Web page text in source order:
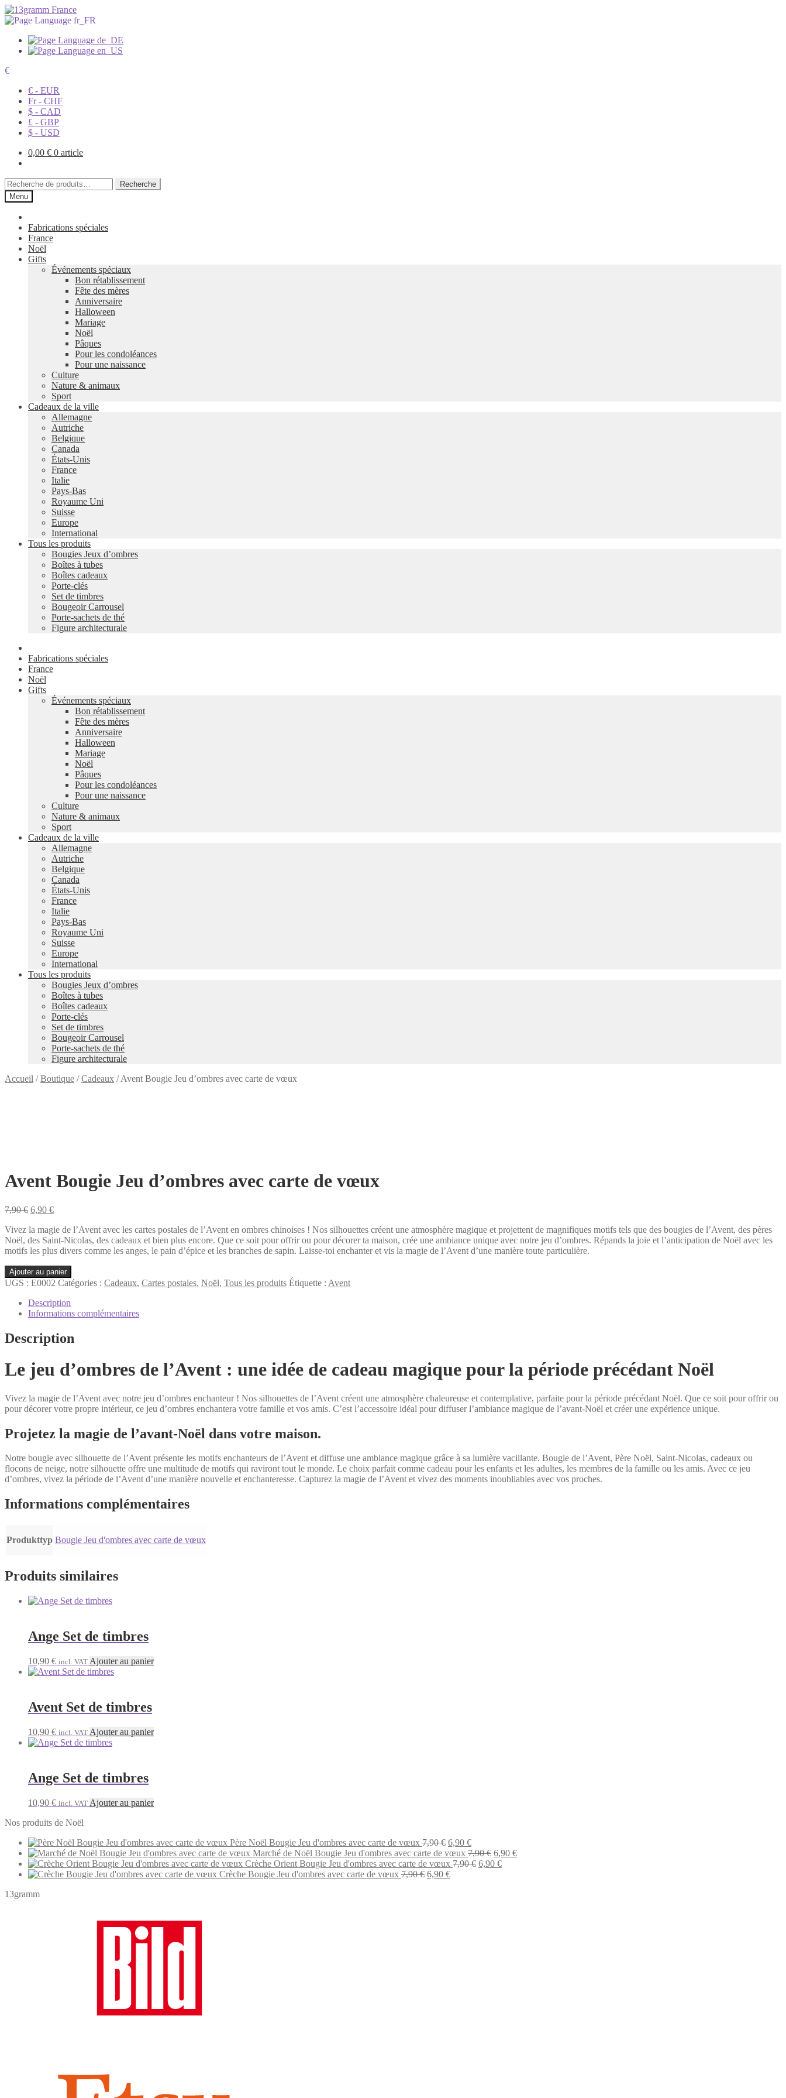
€
€ - EUR
Fr - CHF
$ - CAD
£ - GBP
$ - USD
0,00 € 0 article
Recherche
pour :
Recherche
Menu
Fabrications spéciales
France
Noël
Gifts
Événements spéciaux
Bon rétablissement
Fête des mères
Anniversaire
Halloween
Mariage
Noël
Pâques
Pour les condoléances
Pour une naissance
Culture
Nature & animaux
Sport
Cadeaux de la ville
Allemagne
Autriche
Belgique
Canada
États-Unis
France
Italie
Pays-Bas
Royaume Uni
Suisse
Europe
International
Tous les produits
Bougies Jeux d’ombres
Boîtes à tubes
Boîtes cadeaux
Porte-clés
Set de timbres
Bougeoir Carrousel
Porte-sachets de thé
Figure architecturale
Fabrications spéciales
France
Noël
Gifts
Événements spéciaux
Bon rétablissement
Fête des mères
Anniversaire
Halloween
Mariage
Noël
Pâques
Pour les condoléances
Pour une naissance
Culture
Nature & animaux
Sport
Cadeaux de la ville
Allemagne
Autriche
Belgique
Canada
États-Unis
France
Italie
Pays-Bas
Royaume Uni
Suisse
Europe
International
Tous les produits
Bougies Jeux d’ombres
Boîtes à tubes
Boîtes cadeaux
Porte-clés
Set de timbres
Bougeoir Carrousel
Porte-sachets de thé
Figure architecturale
Accueil /Boutique /Cadeaux /Avent Bougie Jeu d’ombres avec carte de vœux
Avent Bougie Jeu d’ombres avec carte de vœux
7,90€ Le
initial
était :
7,90 €.
6,90 €Le
actuel
est :
6,90 €.
Vivez la magie de l’Avent avec les cartes postales de l’Avent en ombres chinoises ! Nos silhouettes créent une atmosphère magique et projettent de magnifiques motifs tels que des bougies de l’Avent, des pères
Noël, des Saint-Nicolas, des cadeaux et bien plus encore. Que ce soit pour offrir ou pour décorer ta maison, crée une ambiance unique avec notre jeu d’ombres. Répands la joie et l’anticipation de Noël avec les
motifs les plus divers comme les anges, le pain d’épice et les branches de sapin. Laisse-toi enchanter et vis la magie de l’Avent d’une manière toute particulière.
quantité
de
Bougie
avec
carte
vœux
Ajouter au panier
UGS : E0002 Catégories : Cadeaux, Cartes postales, Noël, Tous les produits Étiquette : Avent
Description
Informations complémentaires
Description
Le jeu d’ombres de l’Avent : une idée de cadeau magique pour la période précédant Noël
Vivez la magie de l’Avent avec notre jeu d’ombres enchanteur ! Nos silhouettes de l’Avent créent une atmosphère chaleureuse et contemplative, parfaite pour la période précédant Noël. Que ce soit pour offrir ou
pour décorer votre propre intérieur, ce jeu d’ombres enchantera votre famille et vos amis. C’est l’accessoire idéal pour diffuser l’ambiance magique de l’avant-Noël et créer une expérience unique.
Projetez la magie de l’avant-Noël dans votre maison.
Notre bougie avec silhouette de l’Avent présente les motifs enchanteurs de l’Avent et diffuse une ambiance magique grâce à sa lumière vacillante. Bougie de l’Avent, Père Noël, Saint-Nicolas, cadeaux ou
flocons de neige, notre silhouette offre une multitude de motifs qui raviront tout le monde. Le choix parfait comme cadeau pour les enfants et les adultes, les membres de la famille ou les amis. Avec ce jeu
d’ombres, vivez la période de l’Avent d’une manière nouvelle et enchanteresse. Capturez la magie de l’Avent et vivez des moments inoubliables avec vos proches.
Informations complémentaires
Produkttyp Bougie Jeu d'ombres avec carte de vœux
Produits similaires
Ange Set de timbres
10,90 € incl. VAT Ajouter au panier
Avent Set de timbres
10,90 € incl. VAT Ajouter au panier
Ange Set de timbres
10,90 € incl. VAT Ajouter au panier
Nos produits de Noël
Père Noël Bougie Jeu d'ombres avec carte de vœux 7,90€ Le
prix
initial
était :
6,90 €Le
prix
actuel
Marché de Noël Bougie Jeu d'ombres avec carte de vœux 7,90€ Le
prix
6,90 €Le
Crèche Orient Bougie Jeu d'ombres avec carte de vœux 7,90€ Le
6,90 €Le
Crèche Bougie Jeu d'ombres avec carte de vœux 7,90€ Le
6,90 €Le
13gramm